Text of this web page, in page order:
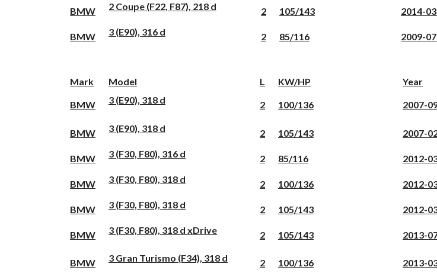
BMW 2 Coupe (F22, F87), 218 d 2 105/143 2014-
BMW 3 (E90), 316 d 2 85/116 2009-
Mark Model L KW/HP Year
BMW 3 (E90), 318 d 2 100/136 2007-
BMW
3 (E90), 318 d 2 105/143 2007-
BMW 3 (F30, F80), 316 d 2 85/116 2012-
BMW 3 (F30, F80), 318 d 2 100/136 2012-
BMW 3 (F30, F80), 318 d 2 105/143 2012-
BMW 3 (F30, F80), 318 d xDrive 2 105/143 2013-
BMW 3 Gran Turismo (F34), 318 d 2 100/136 2013-